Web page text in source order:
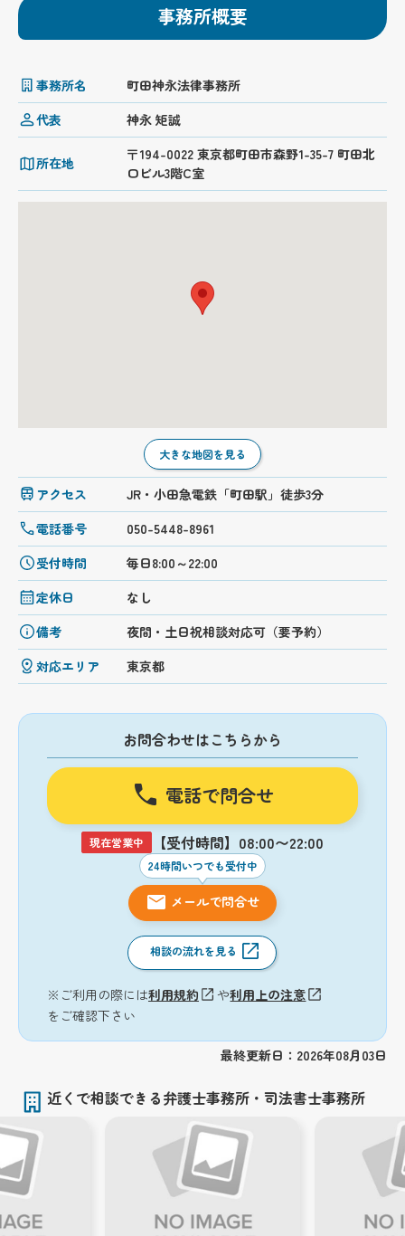
事務所概要
事務所名
町田神永法律事務所
代表
神永 矩誠
所在地
〒194-0022 東京都町田市森野1-35-7 町田北
口ビル3階C室
大きな地図を見る
アクセス
JR・小田急電鉄「町田駅」徒歩3分
電話番号
050-5448-8961
受付時間
毎日8:00～22:00
定休日
なし
備考
夜間・土日祝相談対応可（要予約）
対応エリア
東京都
お問合わせはこちらから
電話で問合せ
現在営業中 【受付時間】08:00〜22:00
24時間いつでも受付中
メールで問合せ
相談の流れを見る
※ご利用の際には利用規約 や利用上の注意
をご確認下さい
最終更新日：2026年08月03日
近くで相談できる弁護士事務所・司法書士事務所